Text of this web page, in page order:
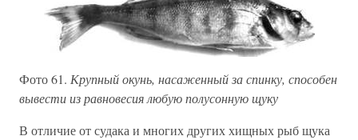
Фото 61. Крупный окунь, насаженный за спинку, способен
вывести из равновесия любую полусонную щуку
В отличие от судака и многих других хищных рыб щука